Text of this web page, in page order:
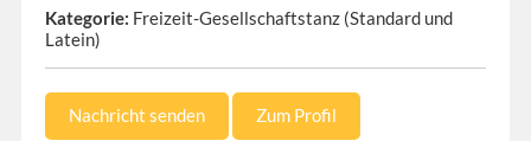
Kategorie: Freizeit-Gesellschaftstanz (Standard und
Latein)
Nachricht senden Zum Profil